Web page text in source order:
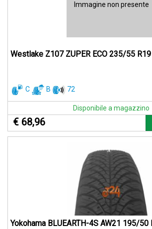
Immagine non presente
Westlake Z107 ZUPER ECO 235/55
C B 72
Disponibile a magazzino
€ 68,96
Yokohama BLUEARTH-4S AW21 195/50